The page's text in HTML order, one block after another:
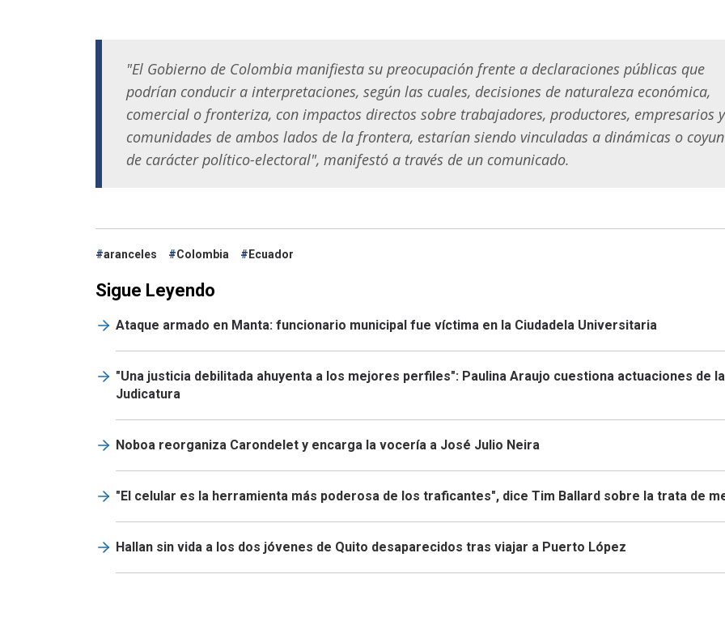
"El Gobierno de Colombia manifiesta su preocupación frente a declaraciones públicas que
podrían conducir a interpretaciones, según las cuales, decisiones de naturaleza económica,
comercial o fronteriza, con impactos directos sobre trabajadores, productores, empresarios y
comunidades de ambos lados de la frontera, estarían siendo vinculadas a dinámicas o
de carácter político-electoral", manifestó a través de un comunicado.
aranceles Colombia Ecuador
Sigue Leyendo
Ataque armado en Manta: funcionario municipal fue víctima en la Ciudadela Universitaria
"Una justicia debilitada ahuyenta a los mejores perfiles": Paulina Araujo cuestiona actuaciones de la
Judicatura
Noboa reorganiza Carondelet y encarga la vocería a José Julio Neira
"El celular es la herramienta más poderosa de los traficantes", dice Tim Ballard sobre la trata de
Hallan sin vida a los dos jóvenes de Quito desaparecidos tras viajar a Puerto López